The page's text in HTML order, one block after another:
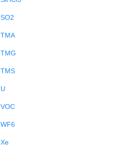
SO2
TMA
TMG
TMS
U
VOC
WF6
Xe